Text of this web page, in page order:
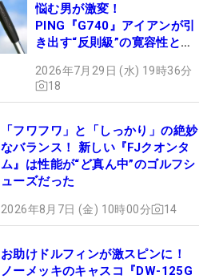
悩む男が激変！
PING『G740』アイアンが引
き出す“反則級”の寛容性と飛
2026年7月29日 (水) 19時36分
18
「フワフワ」と「しっかり」の絶妙
なバランス！ 新しい『FJクオンタ
ム』は性能が“ど真ん中”のゴルフシ
ューズだった
2026年8月7日 (金) 10時00分 14
お助けドルフィンが激スピンに！
ノーメッキのキャスコ『DW-125G